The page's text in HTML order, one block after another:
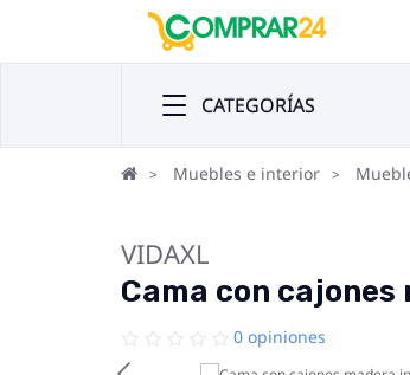
CATEGORÍAS
Muebles e interior
VIDAXL
Cama con
0 opiniones